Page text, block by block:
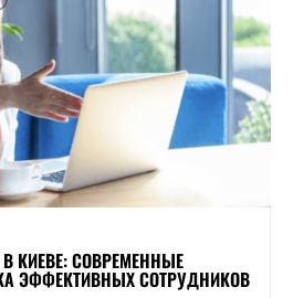
КИЕВЕ: СОВРЕМЕННЫЕ
ЭФФЕКТИВНЫХ СОТРУДНИКОВ